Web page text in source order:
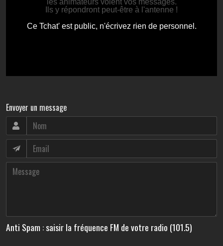
Envoyer un message
Anti Spam : saisir la fréquence FM de votre radio (101.5)